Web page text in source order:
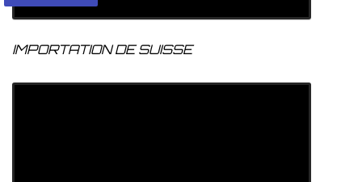
IMPORTATION DE SUISSE